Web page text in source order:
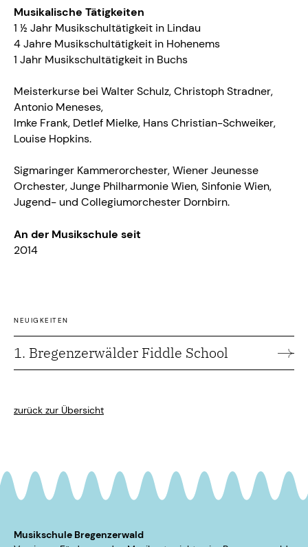
Musikalische Tätigkeiten
1 ½ Jahr Musikschultätigkeit in Lindau
4 Jahre Musikschultätigkeit in Hohenems
1 Jahr Musikschultätigkeit in Buchs
Meisterkurse bei Walter Schulz, Christoph Stradner,
Antonio Meneses,
Imke Frank, Detlef Mielke, Hans Christian-Schweiker,
Louise Hopkins.
Sigmaringer Kammerorchester, Wiener Jeunesse
Orchester, Junge Philharmonie Wien, Sinfonie Wien,
Jugend- und Collegiumorchester Dornbirn.
An der Musikschule seit
2014
NEUIGKEITEN
1. Bregenzerwälder Fiddle School
zurück zur Übersicht
Musikschule Bregenzerwald